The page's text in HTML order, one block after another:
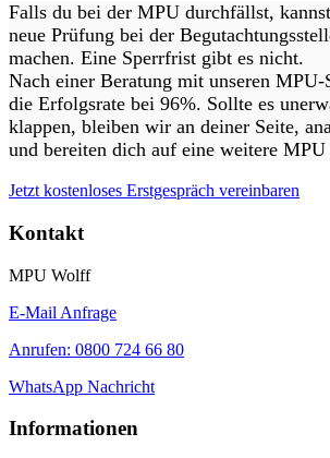
Falls du bei der MPU durchfällst,
neue Prüfung bei der
machen. Eine Sperrfrist gibt es nicht.
Nach einer Beratung mit unseren
die Erfolgsrate bei 96%. Sollte es
klappen, bleiben wir an deiner Seite,
und bereiten dich auf eine weitere MPU
Jetzt kostenloses Erstgespräch vereinbaren
Kontakt
MPU Wolff
E-Mail Anfrage
Anrufen: 0800 724 66 80
WhatsApp Nachricht
Informationen